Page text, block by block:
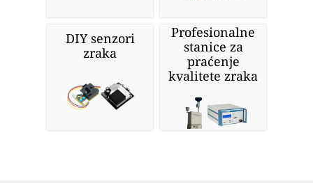
DIY senzori
zraka
Profesionalne
stanice za
praćenje
kvalitete zraka